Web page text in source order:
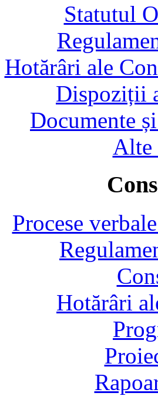
Statutul
Hotărâri ale
Dispoziții
Documente
Alte
Procese
Hotărâri